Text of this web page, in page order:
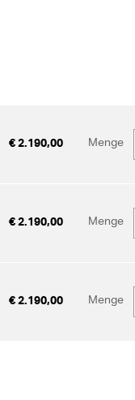
€ 2.190,00 Menge
€ 2.190,00 Menge
€ 2.190,00 Menge